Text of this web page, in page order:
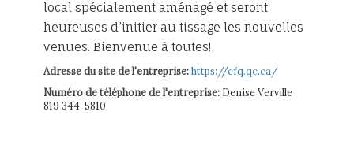
local spécialement aménagé et seront
heureuses d’initier au tissage les nouvelles
venues. Bienvenue à toutes!
Adresse du site de l'entreprise:https://cfq.qc.ca/
Numéro de téléphone de l'entreprise: Denise Verville
819 344-5810